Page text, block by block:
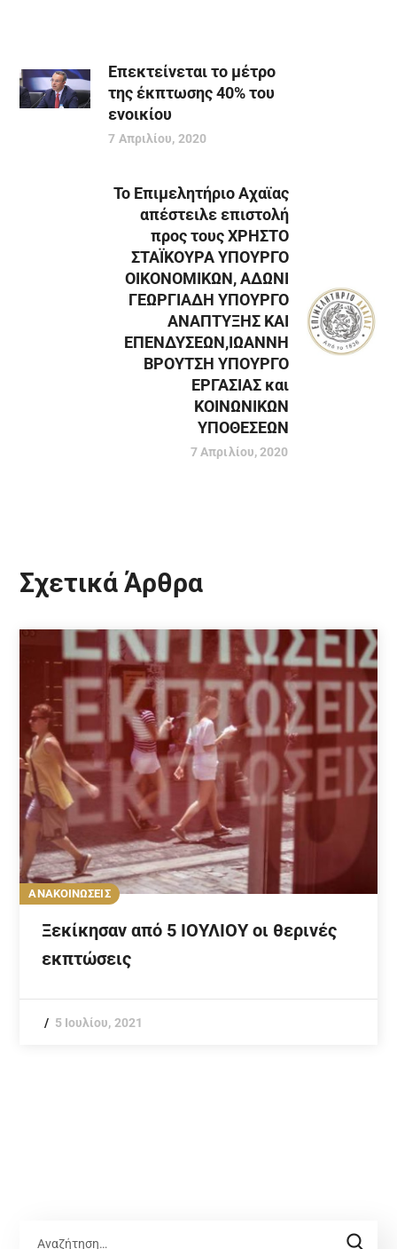
Επεκτείνεται το μέτρο
της έκπτωσης 40% του
ενοικίου
7 Απριλίου, 2020
Το Επιμελητήριο Αχαϊας
απέστειλε επιστολή
προς τους ΧΡΗΣΤΟ
ΣΤΑΪΚΟΥΡΑ ΥΠΟΥΡΓΟ
ΟΙΚΟΝΟΜΙΚΩΝ, ΑΔΩΝΙ
ΓΕΩΡΓΙΑΔΗ ΥΠΟΥΡΓΟ
ΑΝΑΠΤΥΞΗΣ ΚΑΙ
ΕΠΕΝΔΥΣΕΩΝ,ΙΩΑΝΝΗ
ΒΡΟΥΤΣΗ ΥΠΟΥΡΓΟ
ΕΡΓΑΣΙΑΣ και
ΚΟΙΝΩΝΙΚΩΝ
ΥΠΟΘΕΣΕΩΝ
7 Απριλίου, 2020
Σχετικά Άρθρα
ΑΝΑΚΟΙΝΩΣΕΙΣ
Ξεκίκησαν από 5 ΙΟΥΛΙΟΥ οι θερινές
εκπτώσεις
5 Ιουλίου, 2021